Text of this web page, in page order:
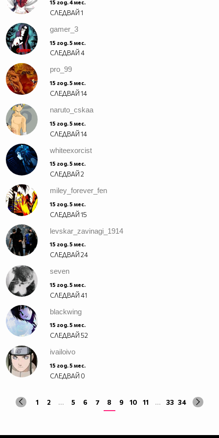
bad.
Ba-a-a-ad.
15 год. 4 мес.
СЛЕДВАЙ1
gamer_3
15 год. 5 мес.
СЛЕДВАЙ4
pro_99
15 год. 5 мес.
СЛЕДВАЙ14
naruto_cskaa
15 год. 5 мес.
СЛЕДВАЙ14
whiteexorcist
15 год. 5 мес.
СЛЕДВАЙ2
miley_forever_fen
15 год. 5 мес.
СЛЕДВАЙ15
levskar_zavinagi_1914
15 год. 5 мес.
СЛЕДВАЙ24
seven
15 год. 5 мес.
СЛЕДВАЙ41
blackwing
15 год. 5 мес.
СЛЕДВАЙ52
ivailoivo
15 год. 5 мес.
СЛЕДВАЙ 0
1 2 ... 5 6 7 8 9 10 11 ... 33 34